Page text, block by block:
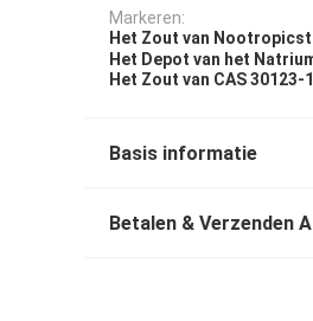
Markeren:
Het Zout van
Het Depot van het
Het Zout van CAS
Basis informatie
Betalen & Verzenden